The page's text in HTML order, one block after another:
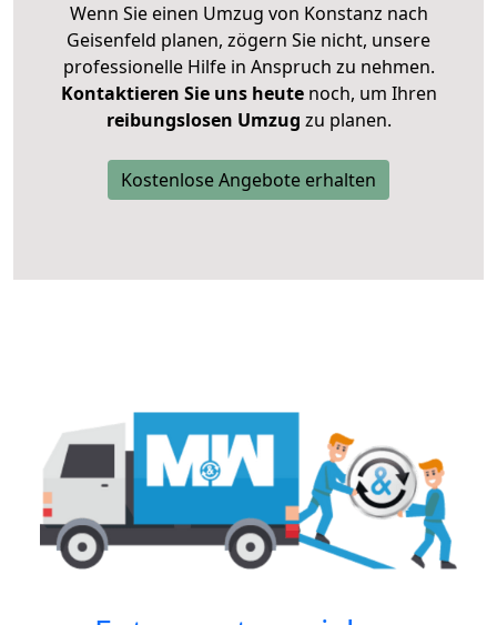
Wenn Sie einen Umzug von Konstanz nach
Geisenfeld planen, zögern Sie nicht, unsere
professionelle Hilfe in Anspruch zu nehmen.
Kontaktieren Sie uns heutenoch, um Ihren
reibungslosen Umzug zu planen.
Kostenlose Angebote erhalten